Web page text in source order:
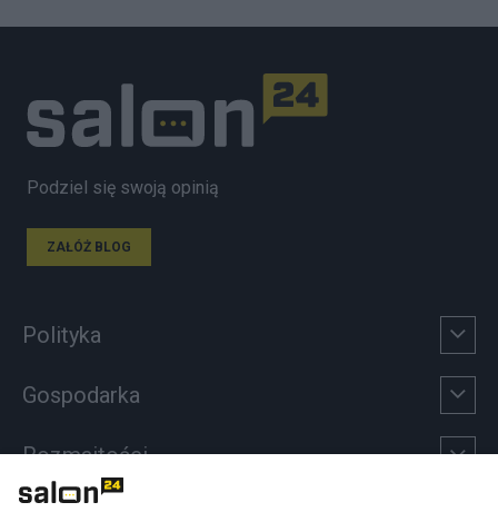
Podziel się swoją opinią
ZAŁÓŻ BLOG
Polityka
Gospodarka
Rozmaitości